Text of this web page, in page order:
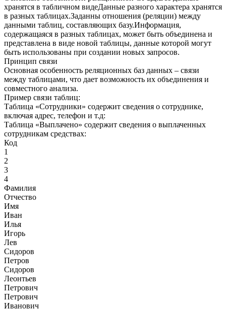
хранятся в табличном видеДанные разного характера хранятся
в разных таблицах.Заданны отношения (реляции) между
данными таблиц, составляющих базу.Информация,
содержащаяся в разных таблицах, может быть объединена и
представлена в виде новой таблицы, данные которой могут
быть использованы при создании новых запросов.
Принцип связи
Основная особенность реляционных баз данных – связи
между таблицами, что дает возможность их объединения и
совместного анализа.
Пример связи таблиц:
Таблица «Сотрудники» содержит сведения о сотруднике,
включая адрес, телефон и т.д:
Таблица «Выплачено» содержит сведения о выплаченных
сотрудникам средствах:
Код
1
2
3
4
Фамилия
Отчество
Имя
Иван
Илья
Игорь
Лев
Сидоров
Петров
Сидоров
Леонтьев
Петрович
Петрович
Иванович